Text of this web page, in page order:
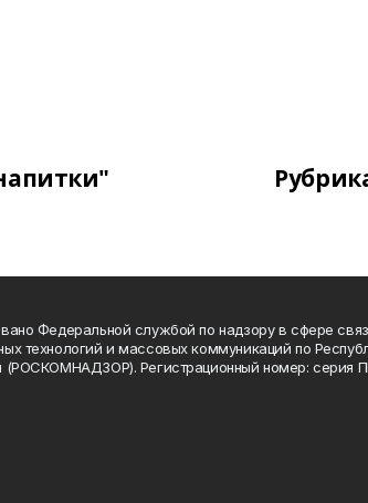
Федеральной службой по надзору в сфере
технологий и массовых коммуникаций по
(РОСКОМНАДЗОР). Регистрационный номер: серия